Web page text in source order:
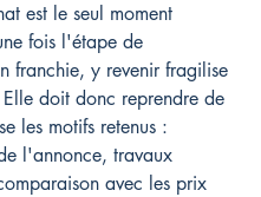
est le seul moment
fois l'étape de
franchie, y revenir fragilise
doit donc reprendre de
les motifs retenus :
l'annonce, travaux
avec les prix